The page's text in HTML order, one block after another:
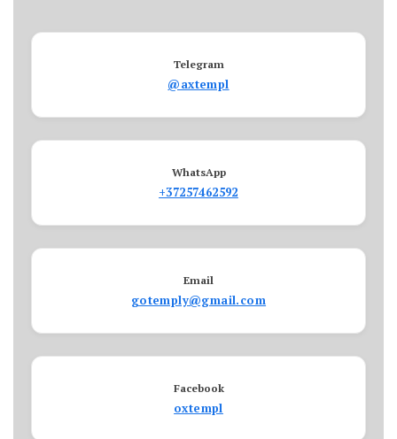
Telegram
@axtempl
WhatsApp
+37257462592
Email
gotemply@gmail.com
Facebook
oxtempl